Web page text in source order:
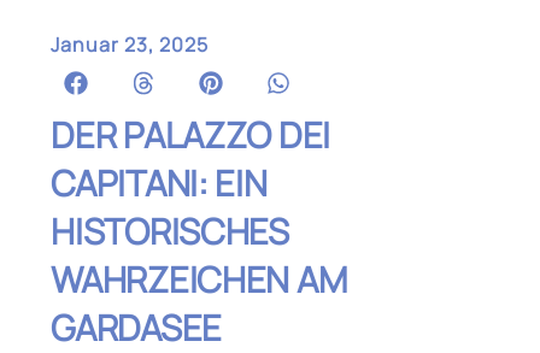
Januar 23, 2025
DER PALAZZO DEI
CAPITANI: EIN
HISTORISCHES
WAHRZEICHEN AM
GARDASEE